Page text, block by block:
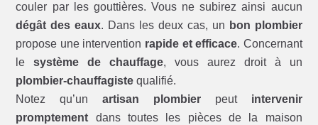
couler par les gouttières. Vous ne subirez ainsi aucun
dégât des eaux. Dans les deux cas, un bon plombier
propose une intervention rapide et efficace. Concernant
lesystème de chauffage, vous aurez droit à un
plombier-chauffagiste qualifié.
Notez qu’unartisan plombierpeut intervenir
promptement dans toutes les pièces de la maison